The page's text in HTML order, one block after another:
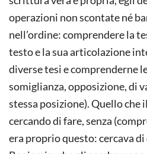
operazioni non scontate né
nell’ordine: comprendere la
testo e la sua articolazione
diverse tesi e comprenderne
somiglianza, opposizione, di
stessa posizione). Quello che
cercando di fare, senza
era proprio questo: cercava